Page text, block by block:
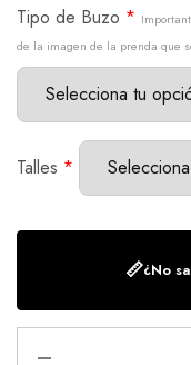
Tipo de Buzo *
de la imagen de la prenda que
Talles *
📏¿No